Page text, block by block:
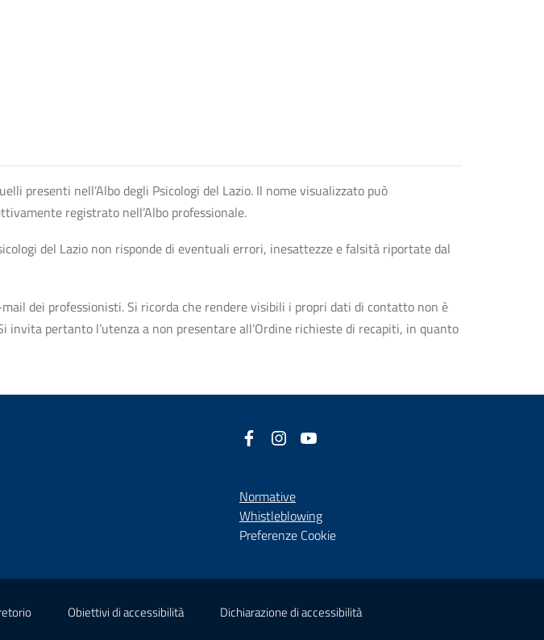
presenti nell’Albo degli Psicologi del Lazio. Il nome visualizzato può
registrato nell’Albo professionale.
del Lazio non risponde di eventuali errori, inesattezze e falsità riportate dal
dei professionisti. Si ricorda che rendere visibili i propri dati di contatto non è
pertanto l’utenza a non presentare all’Ordine richieste di recapiti, in quanto
Facebook
(nuova scheda - new tab)
Instagram
(nuova scheda - new tab)
Normative
Whistleblowing(nuova scheda - new tab)
Preferenze Cookie
new tab)(nuova scheda - new tab)
Obiettivi di accessibilità(nuova scheda - new tab)
Dichiarazione di accessibilità(nuova scheda - new tab)